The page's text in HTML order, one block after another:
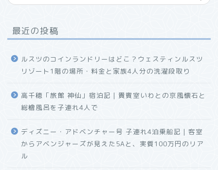
最近の投稿
ルスツのコインランドリーはどこ？ウェスティンルスツ
リゾート1階の場所・料金と家族4人分の洗濯段取り
高千穂「旅館 神仙」宿泊記｜貴賓室いわとの京風懐石と
総檜風呂を子連れ4人で
ディズニー・アドベンチャー号 子連れ4泊乗船記｜客室
からアベンジャーズが見えた5Aと、実質100万円のリア
ル